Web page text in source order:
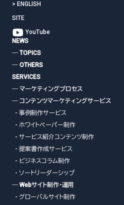
> ENGLISH
SITE
YouTube
NEWS
― TOPICS
― OTHERS
SERVICES
― マーケティングプロセス
― コンテンツマーケティングサービス
- 事例制作サービス
- ホワイトペーパー制作
- サービス紹介コンテンツ制作
- 提案書作成サービス
- ビジネスコラム制作
- ソートリーダーシップ
― Webサイト制作・運用
- グローバルサイト制作